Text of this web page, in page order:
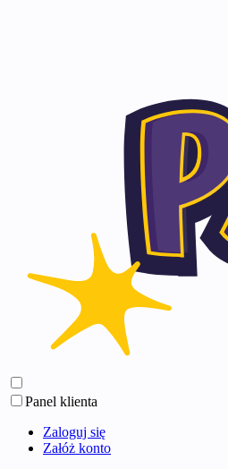
Panel klienta
Zaloguj się
Załóż konto